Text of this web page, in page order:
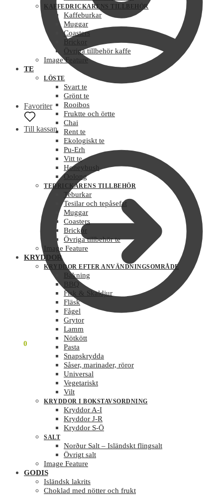
Favoriter
Till kassan
0
KAFFEDRICKARENS TILLBEHÖR
Kaffeburkar
Muggar
Coasters
Brickor
Övriga tillbehör kaffe
Image Feature
TE
LÖSTE
Svart te
Grönt te
Rooibos
Fruktte och örtte
Chai
Rent te
Ekologiskt te
Pu-Erh
Vitt te
Honeybush
Oolong
TEDRICKARENS TILLBEHÖR
Teburkar
Tesilar och tepåsefat
Muggar
Coasters
Brickor
Övriga tillbehör te
Image Feature
KRYDDOR
KRYDDOR EFTER ANVÄNDNINGSOMRÅDE
Bakning
BBQ
Fisk & Skaldjur
Fläsk
Fågel
Grytor
Lamm
Nötkött
Pasta
Snapskrydda
Såser, marinader, röror
Universal
Vegetariskt
Vilt
KRYDDOR I BOKSTAVSORDNING
Kryddor A-I
Kryddor J-R
Kryddor S-Ö
SALT
Norður Salt – Isländskt flingsalt
Övrigt salt
Image Feature
GODIS
Isländsk lakrits
Choklad med nötter och frukt